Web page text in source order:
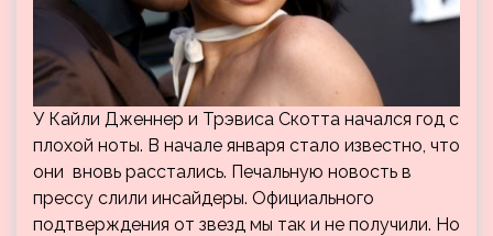
У Кайли Дженнер и Трэвиса Скотта начался год с
плохой ноты. В начале января стало известно, что
они вновь расстались. Печальную новость в
прессу слили инсайдеры. Официального
подтверждения от звезд мы так и не получили. Но